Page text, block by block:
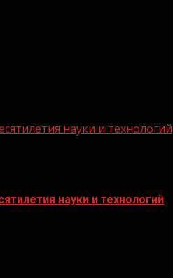
науки и технологий
науки и технологий